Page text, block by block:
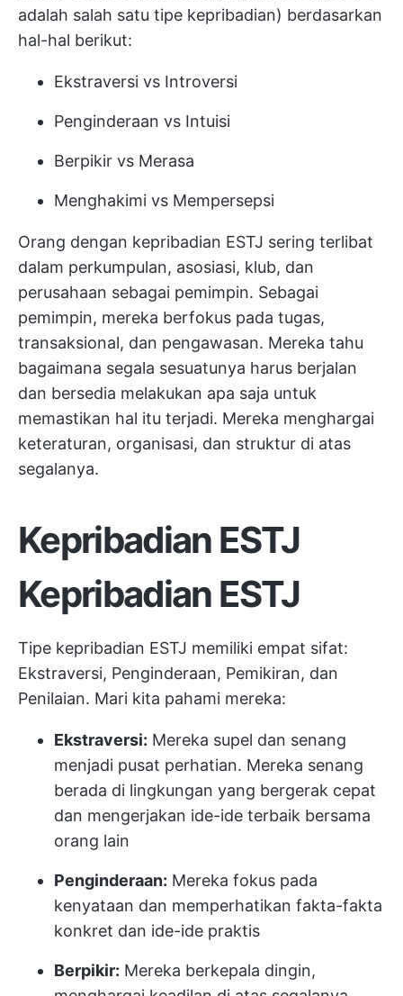
adalah salah satu tipe kepribadian) berdasarkan
hal-hal berikut:
Ekstraversi vs Introversi
Penginderaan vs Intuisi
Berpikir vs Merasa
Menghakimi vs Mempersepsi
Orang dengan kepribadian ESTJ sering terlibat
dalam perkumpulan, asosiasi, klub, dan
perusahaan sebagai pemimpin. Sebagai
pemimpin, mereka berfokus pada tugas,
transaksional, dan pengawasan. Mereka tahu
bagaimana segala sesuatunya harus berjalan
dan bersedia melakukan apa saja untuk
memastikan hal itu terjadi. Mereka menghargai
keteraturan, organisasi, dan struktur di atas
segalanya.
Kepribadian ESTJ
Kepribadian ESTJ
Tipe kepribadian ESTJ memiliki empat sifat:
Ekstraversi, Penginderaan, Pemikiran, dan
Penilaian. Mari kita pahami mereka:
Ekstraversi: Mereka supel dan senang
menjadi pusat perhatian. Mereka senang
berada di lingkungan yang bergerak cepat
dan mengerjakan ide-ide terbaik bersama
orang lain
Penginderaan: Mereka fokus pada
kenyataan dan memperhatikan fakta-fakta
konkret dan ide-ide praktis
Berpikir: Mereka berkepala dingin,